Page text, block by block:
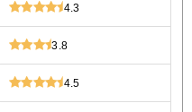
4.3
3.8
4.5